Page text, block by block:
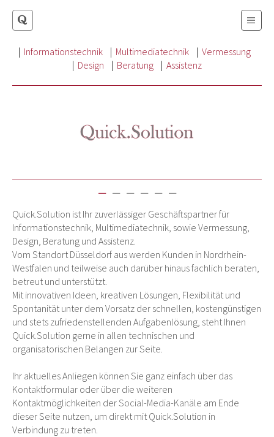
| Informationstechnik | Multimediatechnik | Vermessung
| Design | Beratung | Assistenz
− − − − − −
Quick.Solution ist Ihr zuverlässiger Geschäftspartner für
Informationstechnik, Multimediatechnik, sowie Vermessung,
Design, Beratung und Assistenz.
Vom Standort Düsseldorf aus werden Kunden in Nordrhein-
Westfalen und teilweise auch darüber hinaus fachlich beraten,
betreut und unterstützt.
Mit innovativen Ideen, kreativen Lösungen, Flexibilität und
Spontanität unter dem Vorsatz der schnellen, kostengünstigen
und stets zufriedenstellenden Aufgabenlösung, steht Ihnen
Quick.Solution gerne in allen technischen und
organisatorischen Belangen zur Seite.
Ihr aktuelles Anliegen können Sie ganz einfach über das
Kontaktformular oder über die weiteren
Kontaktmöglichkeiten derSocial-Media-Kanäle am Ende
dieser Seite nutzen, um direkt mit Quick.Solution in
Verbindung zu treten.